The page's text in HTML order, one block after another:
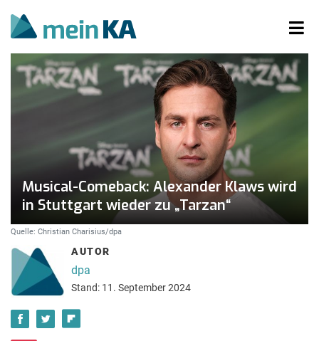
Musical-Comeback: Alexander Klaws wird
in Stuttgart wieder zu „Tarzan“
Quelle: Christian Charisius/dpa
AUTOR
dpa
Stand: 11. September 2024